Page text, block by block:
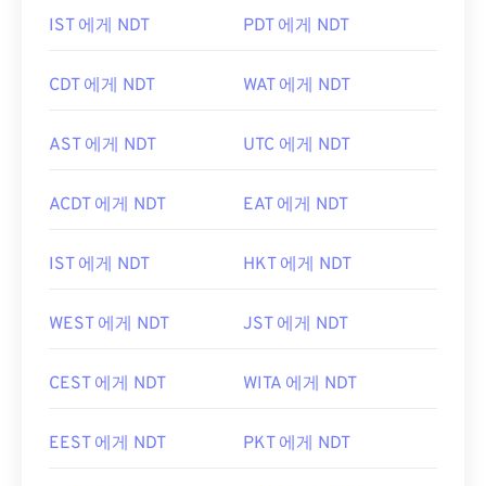
IST 에게 NDT PDT 에게 NDT
CDT 에게 NDT WAT 에게 NDT
AST 에게 NDT UTC 에게 NDT
ACDT 에게 NDT EAT 에게 NDT
IST 에게 NDT HKT 에게 NDT
WEST 에게 NDT JST 에게 NDT
CEST 에게 NDT WITA 에게 NDT
EEST 에게 NDT PKT 에게 NDT